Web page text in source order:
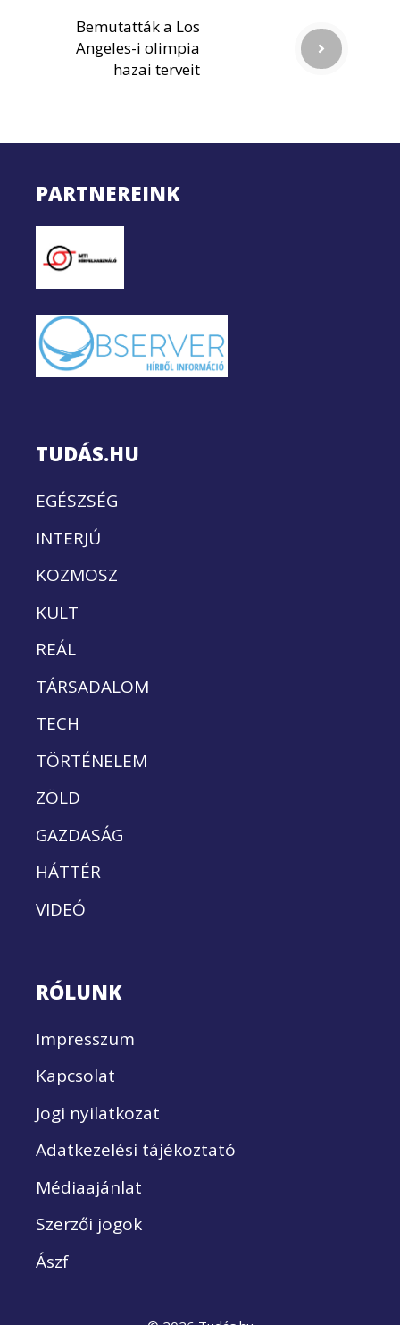
Bemutatták a Los
Angeles-i olimpia
hazai terveit
PARTNEREINK
TUDÁS.HU
EGÉSZSÉG
INTERJÚ
KOZMOSZ
KULT
REÁL
TÁRSADALOM
TECH
TÖRTÉNELEM
ZÖLD
GAZDASÁG
HÁTTÉR
VIDEÓ
RÓLUNK
Impresszum
Kapcsolat
Jogi nyilatkozat
Adatkezelési tájékoztató
Médiaajánlat
Szerzői jogok
Ászf